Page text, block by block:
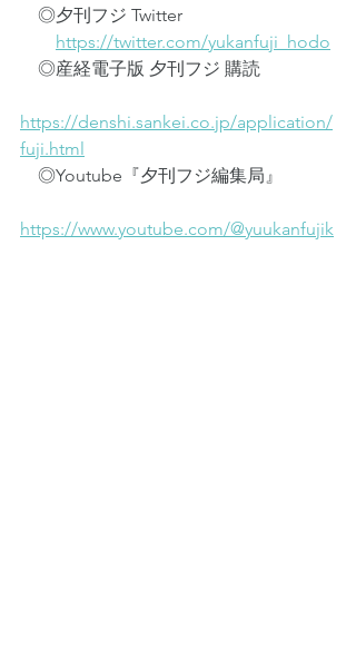
◎夕刊フジ Twitter
https://twitter.com/yukanfuji_hodo
◎産経電子版 夕刊フジ 購読
https://denshi.sankei.co.jp/application/
fuji.html
◎Youtube『夕刊フジ編集局』
https://www.youtube.com/@yuukanfujik